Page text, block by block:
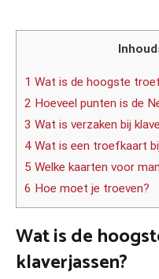
1 Wat is de hoogste
2 Hoeveel punten is de
3 Wat is verzaken bij
4 Wat is een troefkaart
5 Welke kaarten voor
6 Hoe moet je troeven?
Wat is de
klaverjassen?